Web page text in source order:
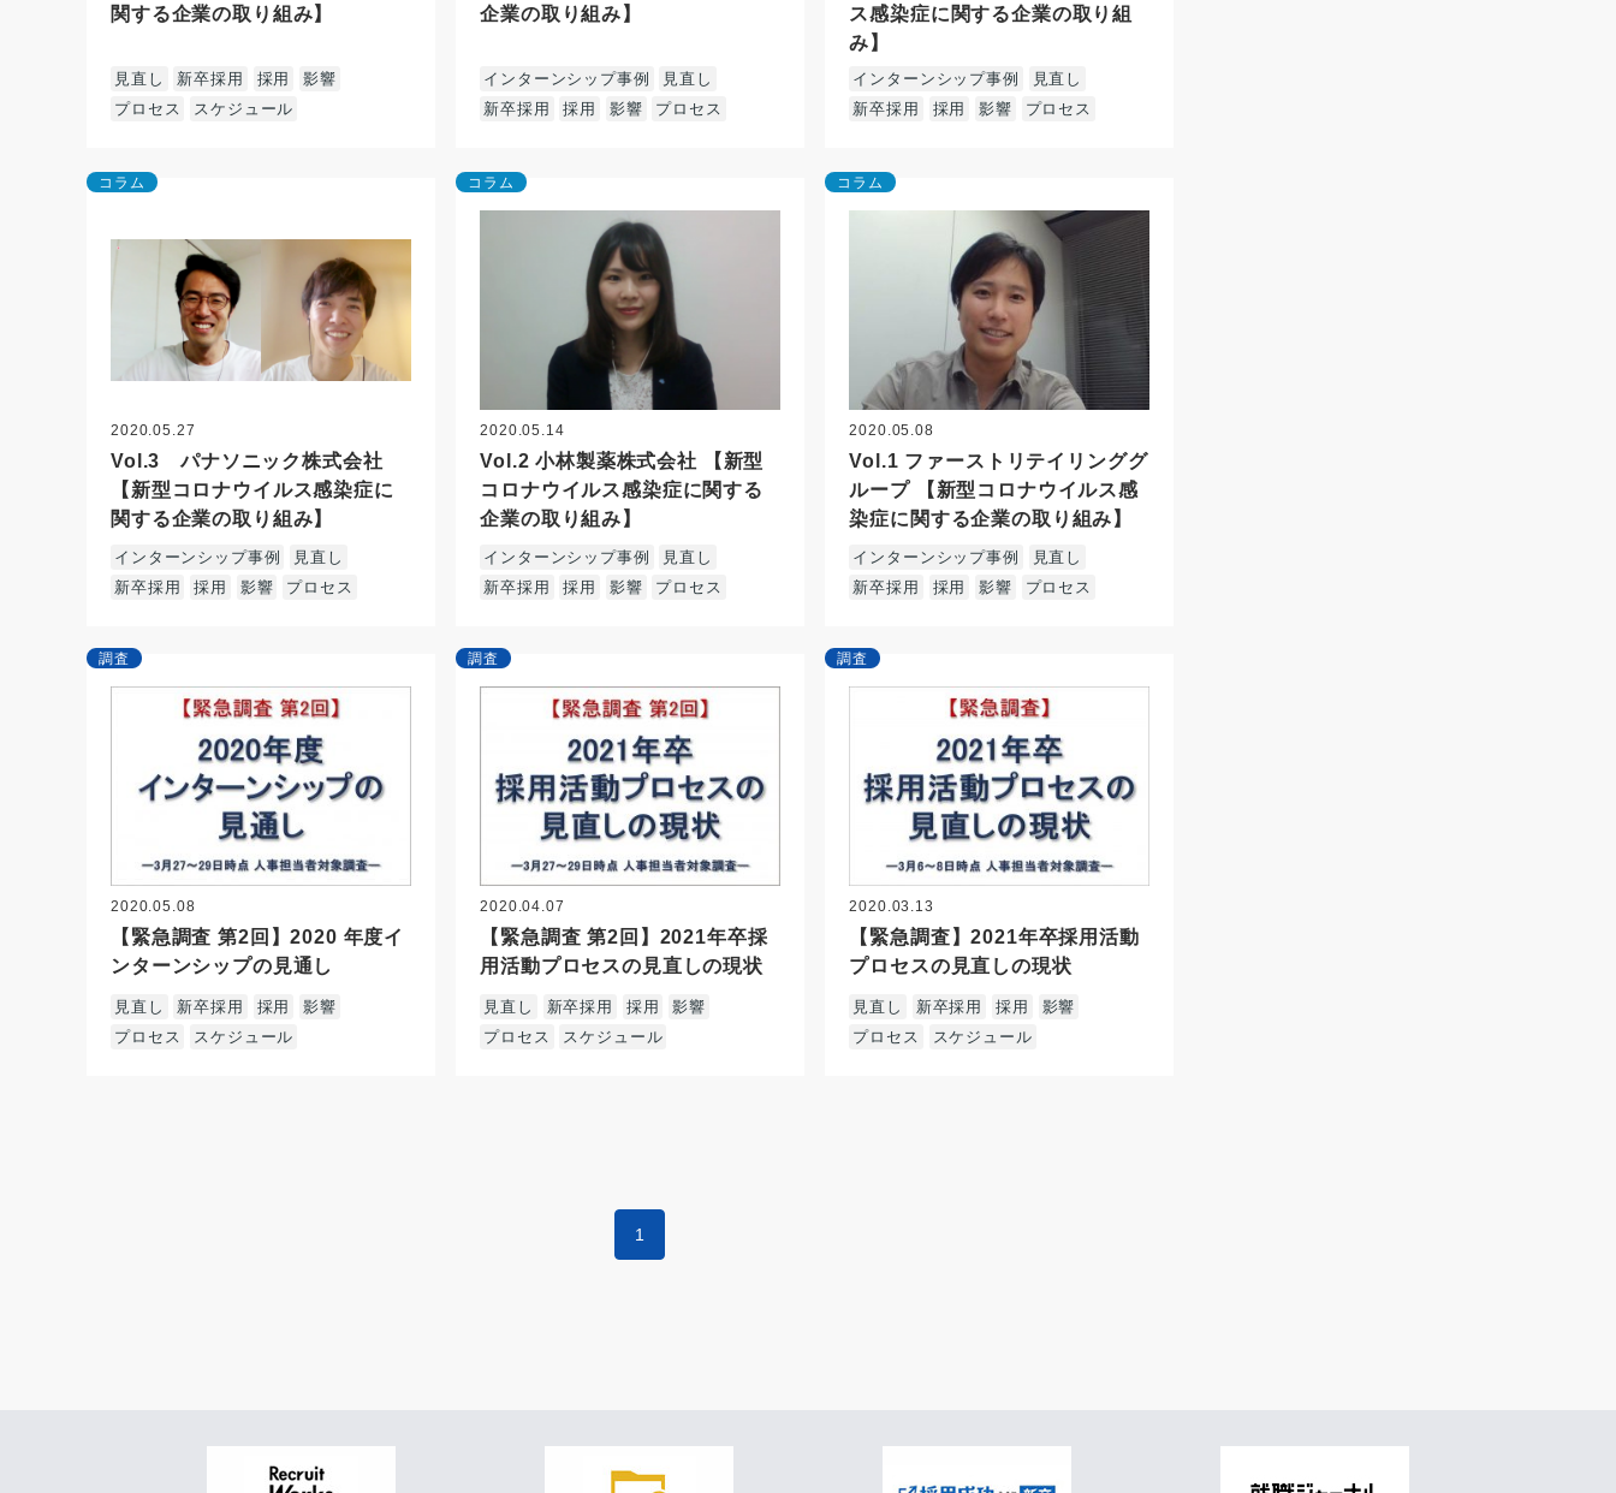
関する企業の取り組み】
見直し 新卒採用 採用
影響
プロセス
スケジュール
企業の取り組み】
インターンシップ事例
見直し
新卒採用
採用 影響 プロセス
ス感染症に関する企業の取り組
み】
インターンシップ事例
見直し
新卒採用
採用 影響 プロセス
コラム
2020.05.27
Vol.3 パナソニック株式会社
【新型コロナウイルス感染症に
関する企業の取り組み】
インターンシップ事例
見直し
新卒採用
採用 影響 プロセス
コラム
2020.05.14
Vol.2 小林製薬株式会社 【新型
コロナウイルス感染症に関する
企業の取り組み】
インターンシップ事例
見直し
新卒採用
採用 影響 プロセス
コラム
2020.05.08
Vol.1 ファーストリテイリンググ
ループ 【新型コロナウイルス感
染症に関する企業の取り組み】
インターンシップ事例
見直し
新卒採用
採用 影響 プロセス
調査
2020.05.08
【緊急調査 第2回】2020 年度イ
ンターンシップの見通し
見直し 新卒採用 採用
影響
プロセス
スケジュール
調査
2020.04.07
【緊急調査 第2回】2021年卒採
用活動プロセスの見直しの現状
見直し 新卒採用 採用
影響
プロセス
スケジュール
調査
2020.03.13
【緊急調査】2021年卒採用活動
プロセスの見直しの現状
見直し 新卒採用 採用
影響
プロセス
スケジュール
1